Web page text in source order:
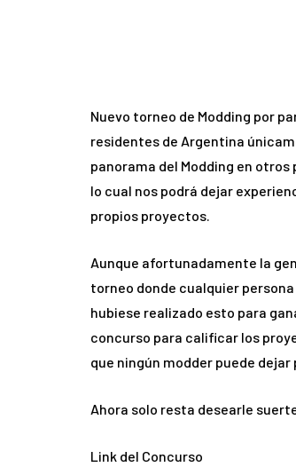
Nuevo torneo de Modding por
residentes de Argentina
panorama del Modding en
lo cual nos podrá dejar
propios proyectos.
Aunque afortunadamente la
torneo donde cualquier
hubiese realizado esto para
concurso para calificar los
que ningún modder puede dejar
Ahora solo resta desearle
Link del Concurso